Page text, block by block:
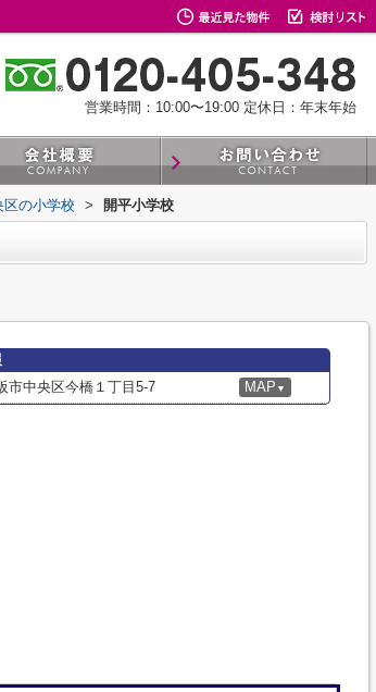
営業時間：10:00〜19:00 定休日：年末年始
区の小学校 > 開平小学校
市中央区今橋１丁目5-7 MAP ▼